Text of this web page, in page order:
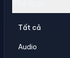
Tất cả
Audio